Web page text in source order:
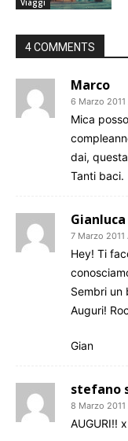
Viaggi
4 COMMENTS
Marco
6 Marzo 2011
Mica
dai,
Tanti baci.
Gianluca
7 Marzo
Hey! Ti
Sembri un
Auguri!
Gian
stefano
8 Marzo
AUGURI!!